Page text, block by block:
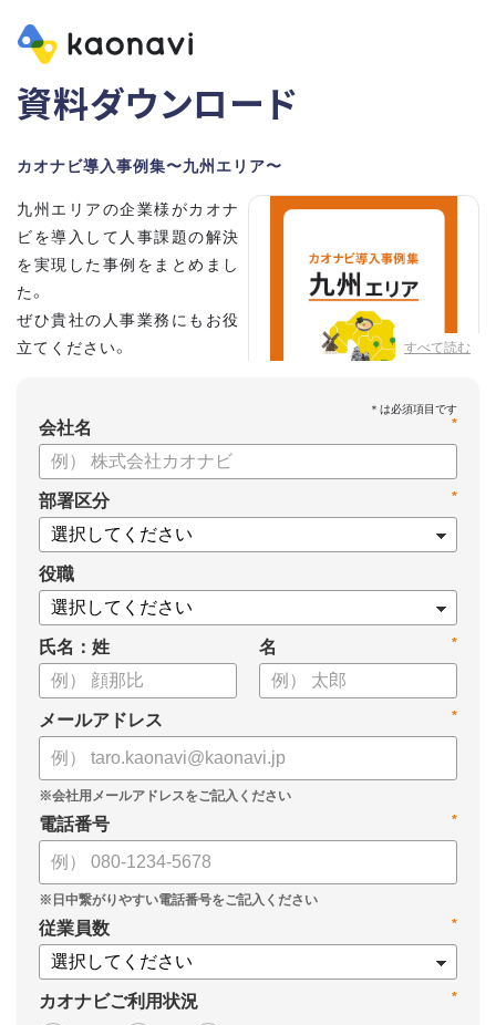
資料ダウンロード
カオナビ導入事例集〜九州エリア〜
すべて読む
九州エリアの企業様がカオナ
ビを導入して人事課題の解決
を実現した事例をまとめまし
た。
ぜひ貴社の人事業務にもお役
立てください。
*
会社名
*
部署区分
役職
氏名：姓 *
名
*
メールアドレス
*
電話番号
*
従業員数
*
カオナビご利用状況